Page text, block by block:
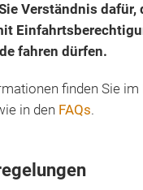
Verständnis dafür,
fahren dürfen.
finden Sie im
in den FAQs.